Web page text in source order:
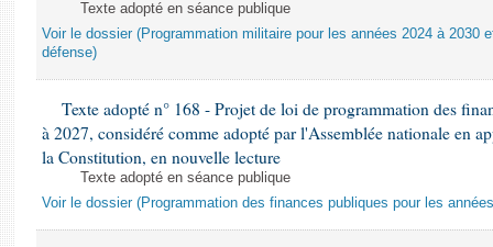
Texte adopté en séance publique
Voir le dossier (Programmation militaire pour les années 2024 à 2030
défense)
Texte adopté n° 168 - Projet de loi de programmation des
à 2027, considéré comme adopté par l'Assemblée nationale en
la Constitution, en nouvelle lecture
Texte adopté en séance publique
Voir le dossier (Programmation des finances publiques pour les